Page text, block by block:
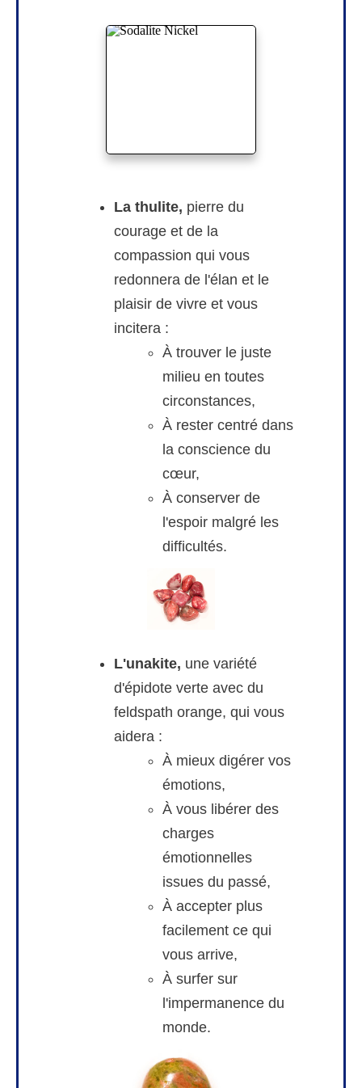
La thulite, pierre du
courage et de la
compassion qui vous
redonnera de l'élan et le
plaisir de vivre et vous
incitera :
À trouver le juste
milieu en toutes
circonstances,
À rester centré dans
la conscience du
cœur,
À conserver de
l'espoir malgré les
difficultés.
L'unakite, une variété
d'épidote verte avec du
feldspath orange, qui vous
aidera :
À mieux digérer vos
émotions,
À vous libérer des
charges
émotionnelles
issues du passé,
À accepter plus
facilement ce qui
vous arrive,
À surfer sur
l'impermanence du
monde.